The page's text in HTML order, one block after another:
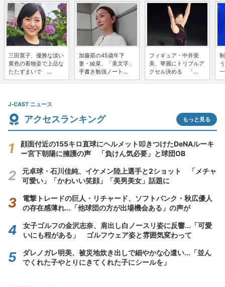
三田寛子、優雅な淡い
黄色の着物姿で上品な
たたずまいで ...
加藤茶の45歳年下
妻・綾菜、「美文字」
手書き勉強ノート...
フィギュア・中井亜
美、華麗にトリプルア
クセル決める 「...
J-CAST ニュース
アクセスランキング もっと見る
顔面付近の155キロ直球にヘルメット叩きつけたDeNAルーキ
ー宮下朝陽に擁護の声 「負けん気必要」と球団OB
元卓球・石川佳純、イケメン陸上選手と2ショット 「メチャ
可愛い」「かわいい笑顔」「美男美女」話題に
電撃トレードの巨人・リチャード、ソフトバンク・秋広優人
の存在感薄れ...「他球団の方が出場機会ある」の声が
女子ゴルフの金沢志奈、肩出し白ノースリ姿に反響...「可愛
いにも程がある」 ゴルフウェア姿と雰囲気変わって
ダレノガレ明美、被災地炊き出しで細やかな心遣い...「並ん
でくれた子やとりにきてくれた子にシールを」